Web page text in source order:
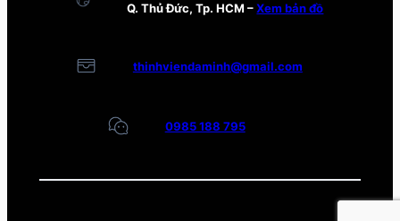
Q. Thủ Đức, Tp. HCM –Xem bản đồ
thinhviendaminh@gmail.com
0985 188 795